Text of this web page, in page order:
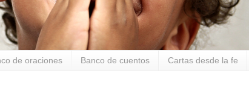
de oraciones Banco de cuentos Cartas desde la fe